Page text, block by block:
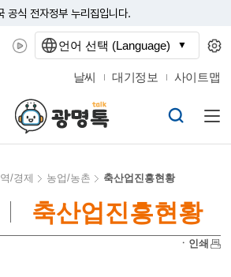
공식 전자정부 누리집입니다.
날씨 대기정보 사이트맵
/경제 농업/농촌 축산업진흥현황
축산업진흥현황
ㆍ인쇄
언어 선택 (Language)